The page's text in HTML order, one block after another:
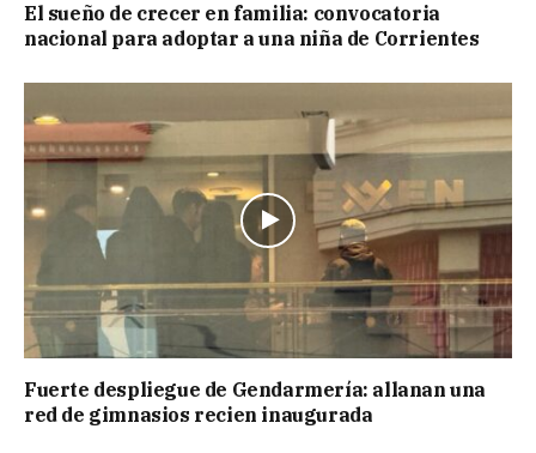
El sueño de crecer en familia: convocatoria
nacional para adoptar a una niña de Corrientes
Fuerte despliegue de Gendarmería: allanan una
red de gimnasios recien inaugurada